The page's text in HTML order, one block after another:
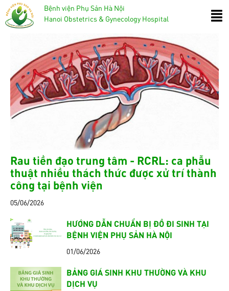
Bệnh viện Phụ Sản Hà Nội
Hanoi Obstetrics & Gynecology Hospital
Rau tiền đạo trung tâm - RCRL: ca phẫu
thuật nhiều thách thức được xử trí thành
công tại bệnh viện
05/06/2026
HƯỚNG DẪN CHUẨN BỊ ĐỒ ĐI SINH TẠI
BỆNH VIỆN PHỤ SẢN HÀ NỘI
01/06/2026
BẢNG GIÁ SINH KHU THƯỜNG VÀ KHU
DỊCH VỤ